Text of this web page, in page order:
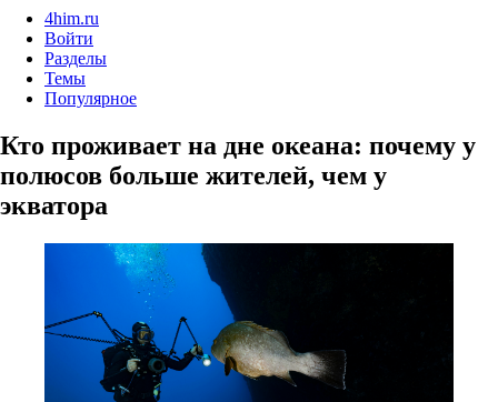
4him.ru
Войти
Разделы
Темы
Популярное
Кто проживает на дне океана: почему у
полюсов больше жителей, чем у
экватора